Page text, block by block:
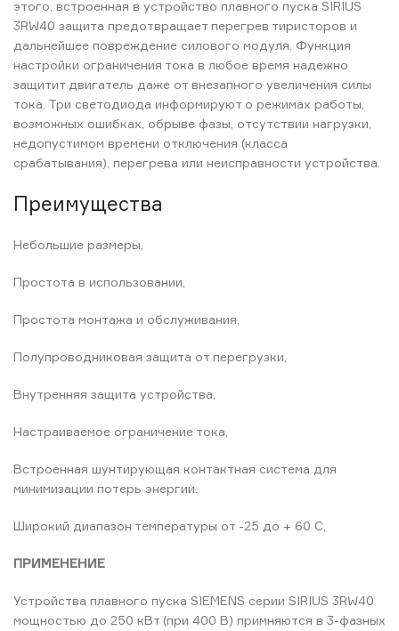
этого, встроенная в устройство плавного пуска SIRIUS
3RW40 защита предотвращает перегрев тиристоров и
дальнейшее повреждение силового модуля. Функция
настройки ограничения тока в любое время надежно
защитит двигатель даже от внезапного увеличения силы
тока. Три светодиода информируют о режимах работы,
возможных ошибках, обрыве фазы, отсутствии нагрузки,
недопустимом времени отключения (класса
срабатывания), перегрева или неисправности устройства.
Преимущества
Небольшие размеры,
Простота в использовании,
Простота монтажа и обслуживания,
Полупроводниковая защита от перегрузки,
Внутренняя защита устройства,
Настраиваемое ограничение тока,
Встроенная шунтирующая контактная система для
минимизации потерь энергии.
Широкий диапазон температуры от -25 до + 60 C,
ПРИМЕНЕНИЕ
Устройства плавного пуска SIEMENS серии SIRIUS 3RW40
мощностью до 250 кВт (при 400 В) примняются в 3-фазных